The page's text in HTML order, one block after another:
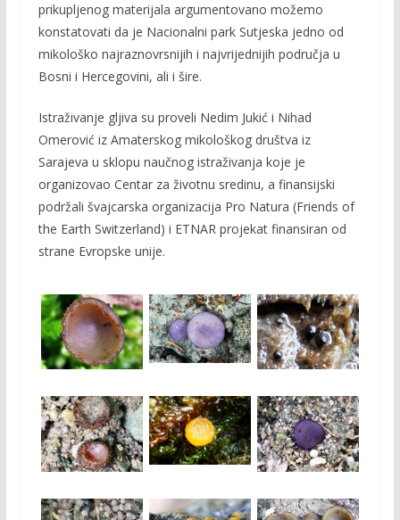
prikupljenog materijala argumentovano možemo
konstatovati da je Nacionalni park Sutjeska jedno od
mikološko najraznovrsnijih i najvrijednijih područja u
Bosni i Hercegovini, ali i šire.
Istraživanje gljiva su proveli Nedim Jukić i Nihad
Omerović iz Amaterskog mikološkog društva iz
Sarajeva u sklopu naučnog istraživanja koje je
organizovao Centar za životnu sredinu, a finansijski
podržali švajcarska organizacija Pro Natura (Friends of
the Earth Switzerland) i ETNAR projekat finansiran od
strane Evropske unije.